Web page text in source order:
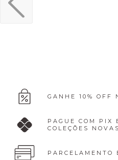
GANHE 10% OFF
PAGUE COM PIX
COLEÇÕES NOVAS
PARCELAMENTO